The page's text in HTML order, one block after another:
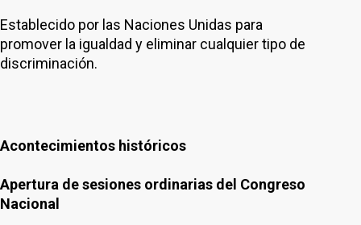
Establecido por las Naciones Unidas para
promover la igualdad y eliminar cualquier tipo de
discriminación.
Acontecimientos históricos
Apertura de sesiones ordinarias del Congreso
Nacional